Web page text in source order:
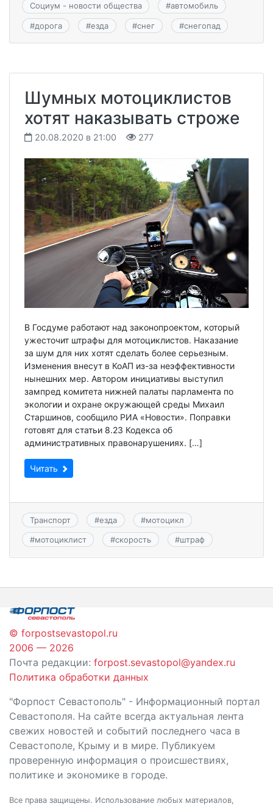
Социум - новости общества #автомобиль
#дорога #езда #снег #снегопад
Шумных мотоциклистов
хотят наказывать строже
20.08.2020 в 21:00 277
В Госдуме работают над законопроектом, который
ужесточит штрафы для мотоциклистов. Наказание
за шум для них хотят сделать более серьезным.
Изменения внесут в КоАП из-за неэффективности
нынешних мер. Автором инициативы выступил
зампред комитета нижней палаты парламента по
экологии и охране окружающей среды Михаил
Старшинов, сообщило РИА «Новости». Поправки
готовят для статьи 8.23 Кодекса об
административных правонарушениях. […]
Читать
Транспорт #езда #мотоцикл
#мотоциклист #скорость #штраф
© forpostsevastopol.ru
2006 — 2026
Почта редакции: forpost.sevastopol@yandex.ru
Политика обработки данных
"Форпост Севастополь" - Информационный портал
Севастополя. На сайте всегда актуальная лента
свежих новостей и событий последнего часа в
Севастополе, Крыму и в мире. Публикуем
проверенную информация о происшествиях,
политике и экономике в городе.
Все права защищены. Использование любых материалов,